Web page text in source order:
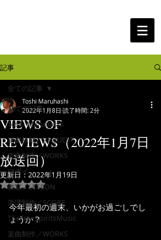
記事
全ての記事
Toshi Maruhashi
演奏依頼／REQUEST
楽曲制作／WORKS
マポイ
教室／LESSON
楽譜制作／SCORE
TheFreeSpiritsMusic
楽曲制作／WORKS
全ての記事
VIEWS OF
REVIEWS（2022年1月7日
放送回）
Toshi Maruhashi
2022年1月8日 読了時間: 2分
更新日： 2022年1月19日
5つ星のうちNaNと評価されています。
今年最初の週末、いかがお過ごしでし
ょうか？